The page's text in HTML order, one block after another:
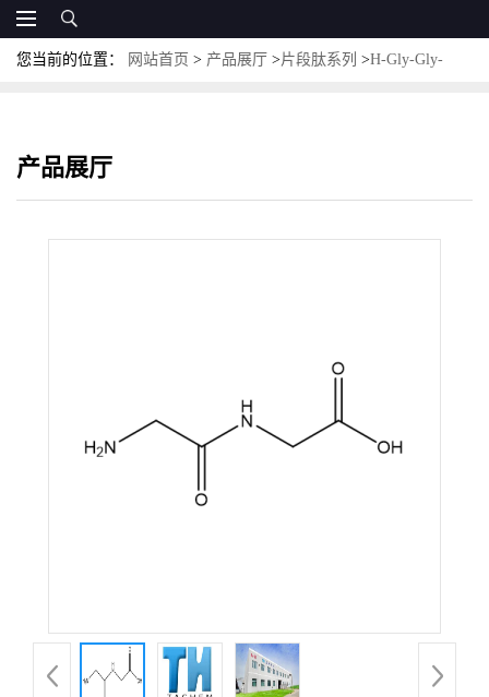
您当前的位置： 网站首页 > 产品展厅 >片段肽系列 >H-Gly-Gly-
产品展厅